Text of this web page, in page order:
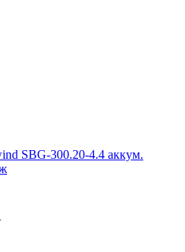
SBG-300.20-4.4 аккум.